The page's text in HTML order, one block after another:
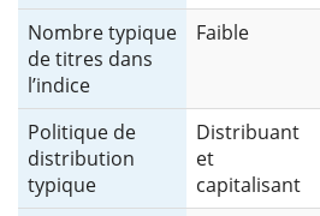
Nombre typique
de titres dans
l’indice
Faible
Politique de
distribution
typique
Distribuant
et
capitalisant